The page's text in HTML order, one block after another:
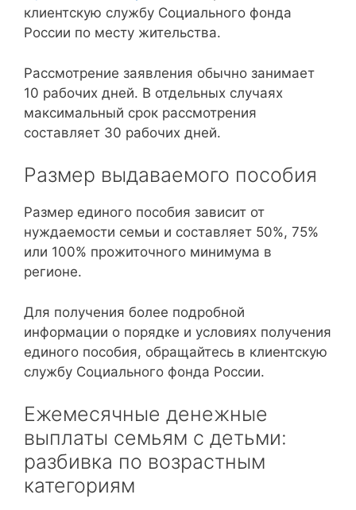
клиентскую службу Социального фонда
России по месту жительства.
Рассмотрение заявления обычно занимает
10 рабочих дней. В отдельных случаях
максимальный срок рассмотрения
составляет 30 рабочих дней.
Размер выдаваемого пособия
Размер единого пособия зависит от
нуждаемости семьи и составляет 50%, 75%
или 100% прожиточного минимума в
регионе.
Для получения более подробной
информации о порядке и условиях получения
единого пособия, обращайтесь в клиентскую
службу Социального фонда России.
Ежемесячные денежные
выплаты семьям с детьми:
разбивка по возрастным
категориям